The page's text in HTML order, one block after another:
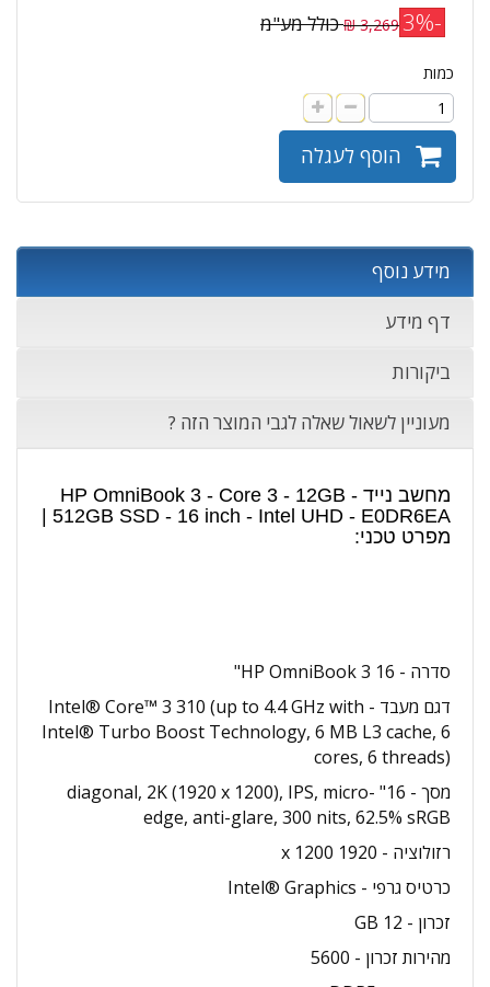
-3%
3,269 ₪ כולל מע"מ
כמות
הוסף לעגלה
מידע נוסף
דף מידע
ביקורות
מעוניין לשאול שאלה לגבי המוצר הזה ?
מחשב נייד HP OmniBook 3 - Core 3 - 12GB -
מפרט טכני:
סדרה - HP OmniBook 3 16"
דגם מעבד - Intel® Core™ 3 310 (up to 4.4 GHz with
Intel® Turbo Boost Technology, 6 MB L3 cache, 6
cores, 6 threads)
מסך - 16" diagonal, 2K (1920 x 1200), IPS, micro-
edge, anti-glare, 300 nits, 62.5% sRGB
רזולוציה - 1920 x 1200
כרטיס גרפי - Intel® Graphics
זכרון - 12 GB
מהירות זכרון - 5600